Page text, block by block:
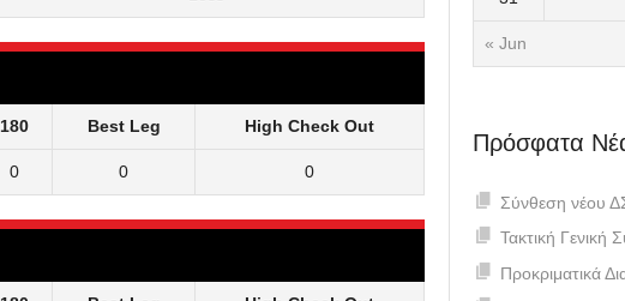
180 Best Leg High Check Out
0 0 0
« Jun
Πρόσφατα
Σύνθεση νέου
Τακτική Γενική
Προκριματικά